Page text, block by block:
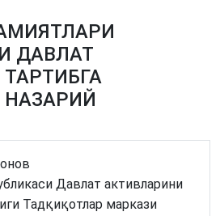
ДАВЛАТ
Давлат активларини
Тадқиқотлар маркази